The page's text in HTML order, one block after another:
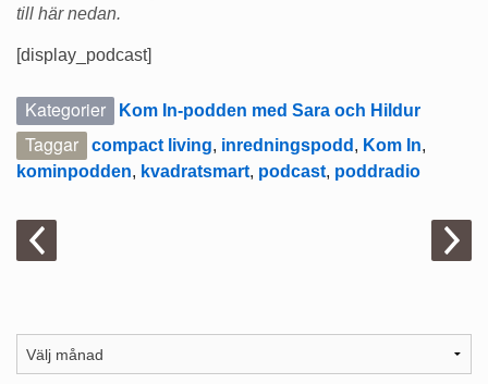
till här nedan.
[display_podcast]
Kategorier Kom In-podden med Sara och Hildur
Taggar compact living, inredningspodd , Kom In,
kominpodden, kvadratsmart, podcast, poddradio